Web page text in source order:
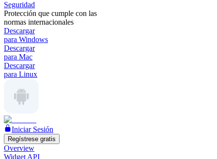
Seguridad
Protección que cumple con las
normas internacionales
Descargar
para Windows
Descargar
para Mac
Descargar
para Linux
Iniciar Sesión
Regístrese gratis
Overview
Widget API